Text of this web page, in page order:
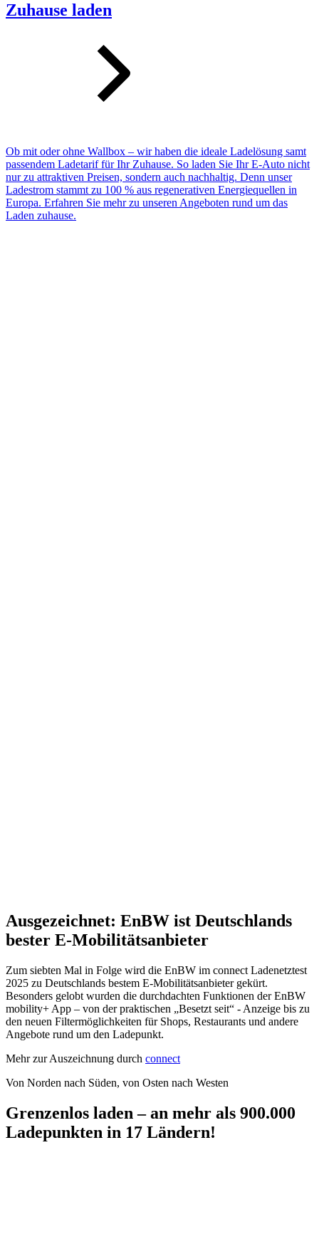
Zuhause laden
Ob mit oder ohne Wallbox – wir haben die ideale Ladelösung samt
passendem Ladetarif für Ihr Zuhause. So laden Sie Ihr E-Auto nicht
nur zu attraktiven Preisen, sondern auch nachhaltig. Denn unser
Ladestrom stammt zu 100 % aus regenerativen Energie­quellen in
Europa. Erfahren Sie mehr zu unseren Angeboten rund um das
Laden zuhause.
Ausgezeichnet: EnBW ist Deutschlands
bester E-Mobilitätsanbieter
Zum siebten Mal in Folge wird die EnBW im connect Ladenetz­test
2025 zu Deutschlands bestem E-Mobilitäts­anbieter gekürt.
Besonders gelobt wurden die durch­dachten Funktionen der EnBW
mobility+ App – von der praktischen „Besetzt seit“ - Anzeige bis zu
den neuen Filter­möglichkeiten für Shops, Restaurants und andere
Angebote rund um den Ladepunkt.
Mehr zur Auszeichnung durch connect
Von Norden nach Süden, von Osten nach Westen
Grenzenlos laden – an mehr als 900.000
Ladepunkten in 17 Ländern!